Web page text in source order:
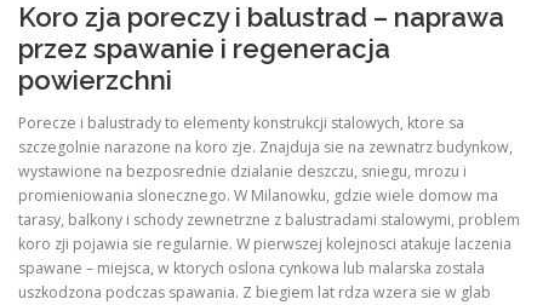
Koro zja poreczy i balustrad – naprawa
przez spawanie i regeneracja
powierzchni
Porecze i balustrady to elementy konstrukcji stalowych, ktore sa
szczegolnie narazone na koro zje. Znajduja sie na zewnatrz budynkow,
wystawione na bezposrednie dzialanie deszczu, sniegu, mrozu i
promieniowania slonecznego. W Milanowku, gdzie wiele domow ma
tarasy, balkony i schody zewnetrzne z balustradami stalowymi, problem
koro zji pojawia sie regularnie. W pierwszej kolejnosci atakuje laczenia
spawane – miejsca, w ktorych oslona cynkowa lub malarska zostala
uszkodzona podczas spawania. Z biegiem lat rdza wzera sie w glab